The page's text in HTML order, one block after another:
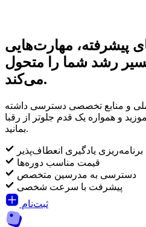
پیشرفته، مهارت‌هایی
رشد شما را متحول
می‌کند.
و منابع تخصصی دسترسی داشته
و همواره یک قدم جلوتر از رقبا
بمانید.
برنامه‌ریزی یادگیری انعطاف‌پذیر
قیمت مناسب دوره‌ها
دسترسی به مدرسین متخصص
پیشرفت با سرعت شخصی
ثبت‌نام